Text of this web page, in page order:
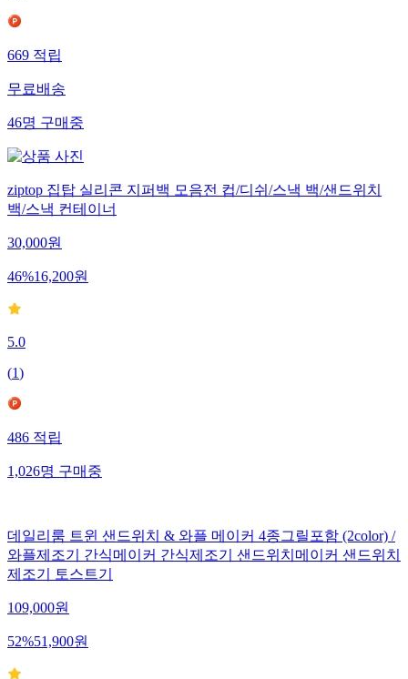
669 적립
무료배송
46명 구매중
ziptop 집탑 실리콘 지퍼백 모음전 컵/디쉬/스낵 백/샌드위치
백/스낵 컨테이너
30,000원
46%16,200원
5.0
(1)
486 적립
1,026명 구매중
데일리룸 트윈 샌드위치 & 와플 메이커 4종그릴포함 (2color) /
와플제조기 간식메이커 간식제조기 샌드위치메이커 샌드위치
제조기 토스트기
109,000원
52%51,900원